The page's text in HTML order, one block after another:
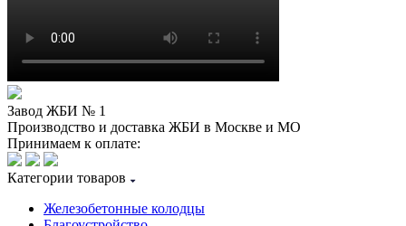
Завод ЖБИ № 1
Производство и доставка ЖБИ в Москве и МО
Принимаем к оплате:
Категории товаров
Железобетонные колодцы